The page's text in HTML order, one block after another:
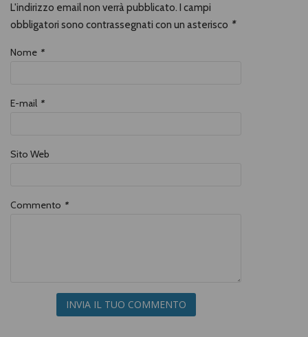
L'indirizzo email non verrà pubblicato. I campi
obbligatori sono contrassegnati con un asterisco *
Nome *
E-mail *
Sito Web
Commento *
INVIA IL TUO COMMENTO